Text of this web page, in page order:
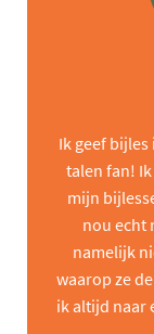
Ik geef
talen fan!
mijn
nou echt
namelijk
waarop ze
ik altijd naar